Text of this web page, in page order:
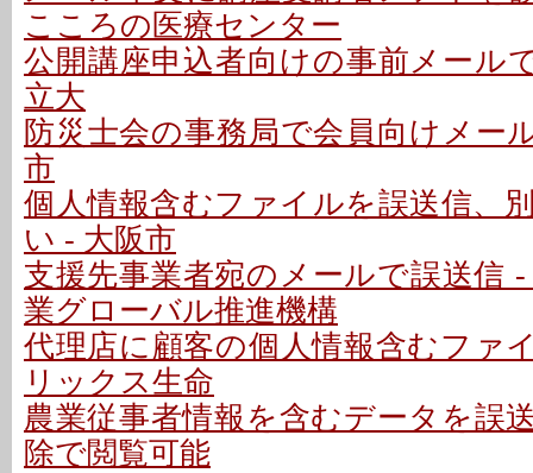
こころの医療センター
公開講座申込者向けの事前メール
立大
防災士会の事務局で会員向けメー
市
個人情報含むファイルを誤送信、
い - 大阪市
支援先事業者宛のメールで誤送信
業グローバル推進機構
代理店に顧客の個人情報含むファ
リックス生命
農業従事者情報を含むデータを誤
除で閲覧可能